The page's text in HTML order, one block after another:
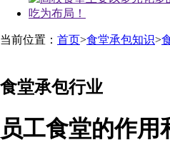
当前位置： 首页>食堂承包知识>
食堂承包行业
员工食堂的作用